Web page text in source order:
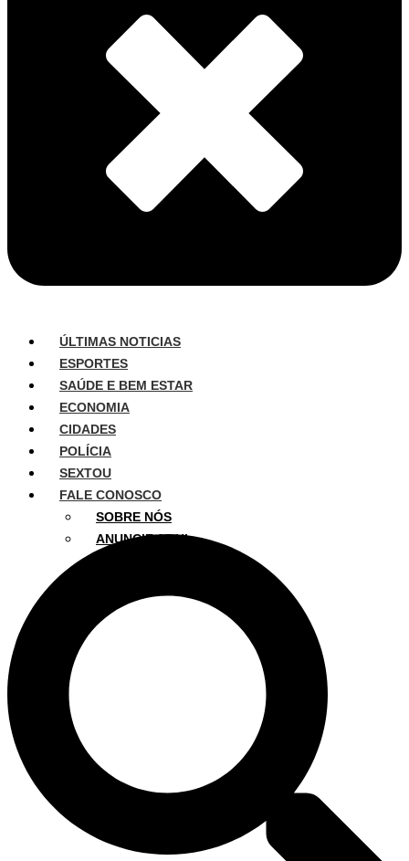
ÚLTIMAS NOTICIAS
ESPORTES
SAÚDE E BEM ESTAR
ECONOMIA
CIDADES
POLÍCIA
SEXTOU
FALE CONOSCO
SOBRE NÓS
ANUNCIE AQUI